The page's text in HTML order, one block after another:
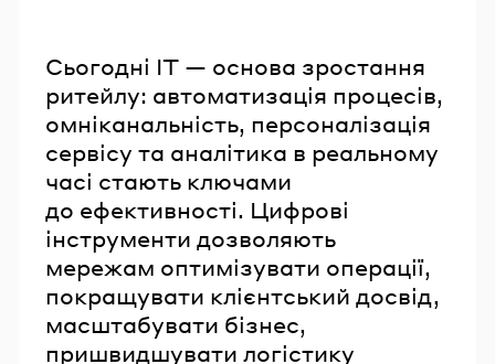
Сьогодні ІТ — основа зростання
ритейлу: автоматизація процесів,
омніканальність, персоналізація
сервісу та аналітика в реальному
часі стають ключами
до ефективності. Цифрові
інструменти дозволяють
мережам оптимізувати операції,
покращувати клієнтський досвід,
масштабувати бізнес,
пришвидшувати логістику